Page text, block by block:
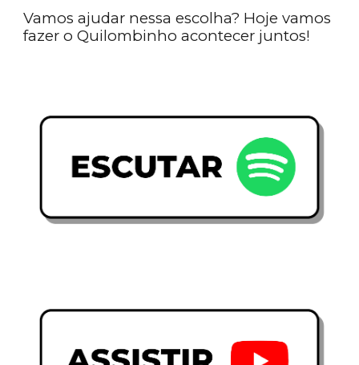
Vamos ajudar nessa escolha? Hoje vamos
fazer o Quilombinho acontecer juntos!